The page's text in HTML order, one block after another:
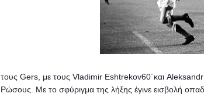
τους Gers, με τους Vladimir Eshtrekov60΄και
Ρώσους. Με το σφύριγμα της λήξης έγινε εισβολή